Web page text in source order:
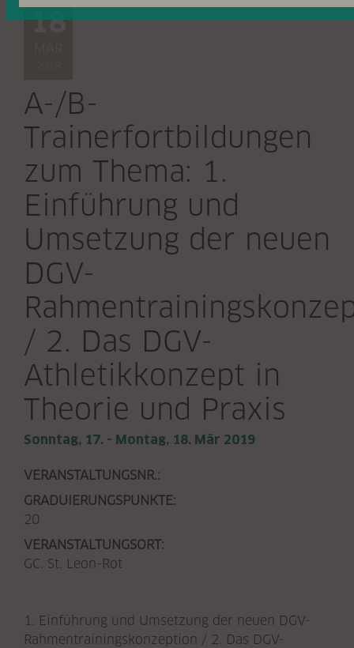
18
A-/B-
Trainerfortbildungen
zum Thema: 1.
Einführung und
Umsetzung der neuen
DGV-
/ 2. Das DGV-
Athletikkonzept in
Theorie und Praxis
Sonntag, 17. - Montag, 18. Mär 2019
VERANSTALTUNGSNR.:
GRADUIERUNGSPUNKTE:
20
VERANSTALTUNGSORT:
GC. St. Leon-Rot
1. Einführung und Umsetzung der neuen DGV-
Rahmentrainingskonzeption / 2. Das DGV-